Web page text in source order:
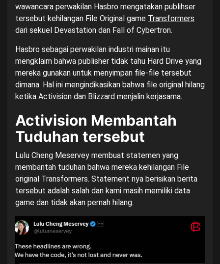
wawancara perwakilan Hasbro mengatakan publihser
tersebut kehilangan File Original game Transformers
dari sekuel Devastation dan Fall of Cybertron.
Hasbro sebagai perwakilan industri mainan itu
mengklaim bahwa publisher tidak tahu Hard Drive yang
mereka gunakan untuk menyimpan file-file tersebut
dimana. Hal ini mengindikasikan bahwa file original hilang
ketika Activision dan Blizzard menjalin kerjasama.
Activision Membantah
Tuduhan tersebut
Lulu Cheng Meservey membuat statemen yang
membantah tuduhan bahwa mereka kehilangan File
original Transformers. Statement nya berisikan berita
tersebut adalah salah dan kami masih memiliki data
game dan tidak akan pernah hilang.